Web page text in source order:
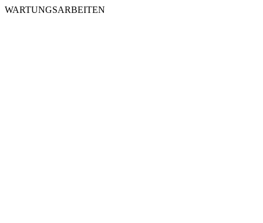
WARTUNGSARBEITEN